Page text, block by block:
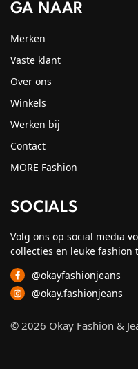
GA NAAR
Merken
Vaste klant
Over ons
Winkels
Werken bij
Contact
MORE Fashion
SOCIALS
Volg ons op social media
collecties en leuke fashion
@okayfashionjeans
@okay.fashionjeans
© 2026 Okay Fashion &